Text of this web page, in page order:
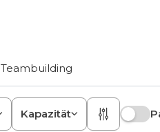
Teambuilding
Kapazität